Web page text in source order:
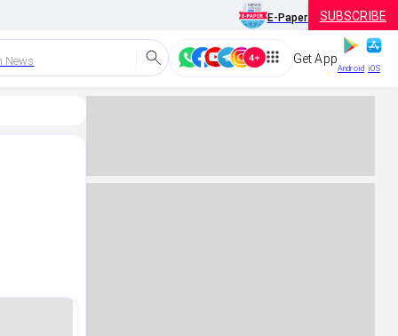
E-Paper SUBSCRIBE
News Get App
Android iOS